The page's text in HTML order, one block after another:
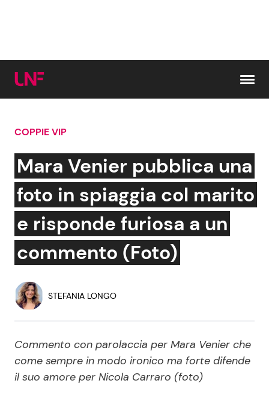
Cerca:
News e Cronaca
Attualità Italiana
Economia
Persone Scomparse
Politica
Gossip e TV
Bellezze VIP
Coppie VIP
Reality e Talent
Soap Opera
COPPIE VIP
Mara Venier pubblica una
foto in spiaggia col marito
e risponde furiosa a un
commento (Foto)
STEFANIA LONGO
Commento con parolaccia per Mara Venier che
come sempre in modo ironico ma forte difende
il suo amore per Nicola Carraro (foto)